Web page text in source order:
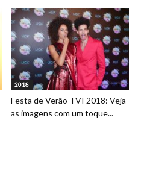
2018
Festa de Verão TVI 2018: Veja
as imagens com um toque...